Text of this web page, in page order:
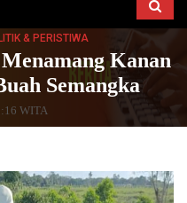
& PERISTIWA
Kanan
Semangka
WITA